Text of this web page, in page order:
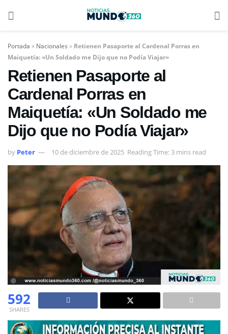
Portada » Nacionales » Retienen Pasaporte al Cardenal Porras en
Maiquetía: «Un Soldado me Dijo que no Podía Viajar»
Retienen Pasaporte al
Cardenal Porras en
Maiquetía: «Un Soldado me
Dijo que no Podía Viajar»
by Peter 10 de diciembre de 2025 Reading Time: 3 mins read
592
SHARES